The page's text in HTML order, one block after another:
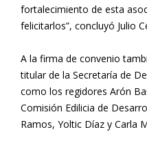
fortalecimiento de esta
felicitarlos”, concluyó Julio
A la firma de convenio
titular de la Secretaría de
como los regidores Arón
Comisión Edilicia de
Ramos, Yoltic Díaz y Carla